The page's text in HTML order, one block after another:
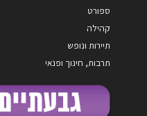
ספורט
קהילה
תיירות ונופש
תרבות, חינוך ופנאי